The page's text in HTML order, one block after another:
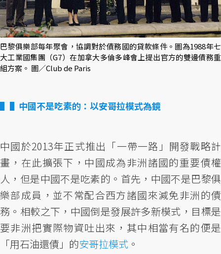
巴黎俱樂部每年聚會，協調對於債務國的貸款條件。圖為1988年七
大工業國集團（G7）在加拿大多倫多峰會上提出官方的雙邊債務重
組方案。 圖／Club de Paris
▌中國不是吃素的：以安哥拉模式為鏡
中國於2013年正式推出「一帶一路」開發戰略計
畫，在此擴張下，中國成為非洲諸國的重要債權
人，但是中國不是吃素的。首先，中國不是巴黎俱
樂部成員，並不常配合西方諸國來減免非洲的債
務。相較之下，中國倒是發展許多新模式，目標是
要非洲把實際物資吐出來，其中相當有名的便是
「用石油還債」的安哥拉模式 。